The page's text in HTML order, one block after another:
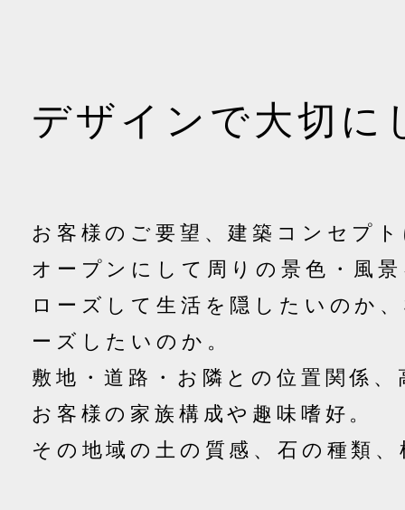
デザインで大切に
お客様のご要望、建築コンセプ
オープンにして周りの景色・風
ローズして生活を隠したいのか
ーズしたいのか。
敷地・道路・お隣との位置関係、
お客様の家族構成や趣味嗜好。
その地域の土の質感、石の種類、